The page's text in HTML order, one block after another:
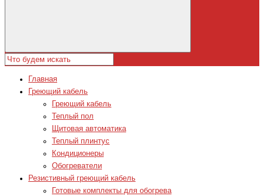
Главная
Греющий кабель
Греющий кабель
Теплый пол
Щитовая автоматика
Теплый плинтус
Кондиционеры
Обогреватели
Резистивный греющий кабель
Готовые комплекты для обогрева